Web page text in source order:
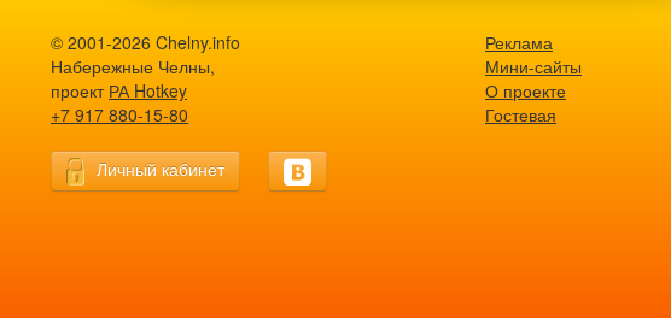
© 2001-2026 Chelny.info
Набережные Челны,
проект РА Hotkey
+7 917 880-15-80
Личный кабинет
Реклама
Мини-сайты
О проекте
Гостевая